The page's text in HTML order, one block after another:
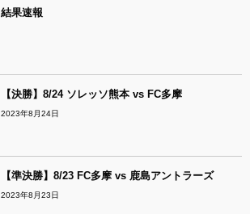
結果速報
【決勝】8/24 ソレッソ熊本 vs FC多摩
2023年8月24日
【準決勝】8/23 FC多摩 vs 鹿島アントラーズ
2023年8月23日